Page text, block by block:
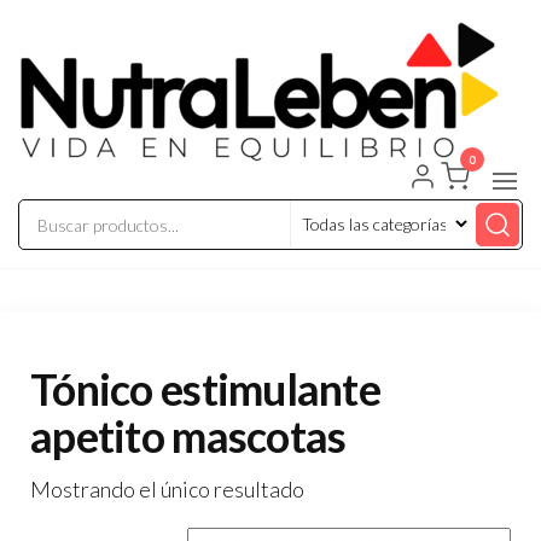
contenido
0
Tónico estimulante
apetito mascotas
Mostrando el único resultado